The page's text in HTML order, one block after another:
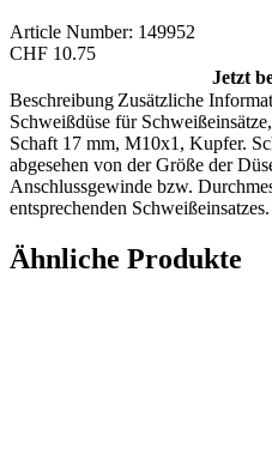
Article Number: 149952
CHF 10.75
Jetzt
Beschreibung Zusätzliche
Schweißdüse für
Schaft 17 mm, M10x1, Kupfer.
abgesehen von der Größe der
Anschlussgewinde bzw.
entsprechenden Schweißeinsatzes.
Ähnliche Produkte